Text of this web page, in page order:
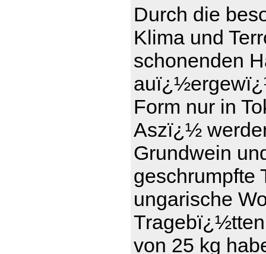
Durch die
Klima und
schonenden
Form nur in
Aszï¿½
Grundwein
geschrumpfte
ungarische
von 25 kg